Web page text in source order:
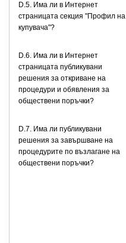
D.5. Има ли в Интернет
страницата секция "Профил на
купувача"?
D.6. Има ли в Интернет
страницата публикувани
решения за откриване на
процедури и обявления за
обществени поръчки?
D.7. Има ли публикувани
решения за завършване на
процедурите по възлагане на
обществени поръчки?